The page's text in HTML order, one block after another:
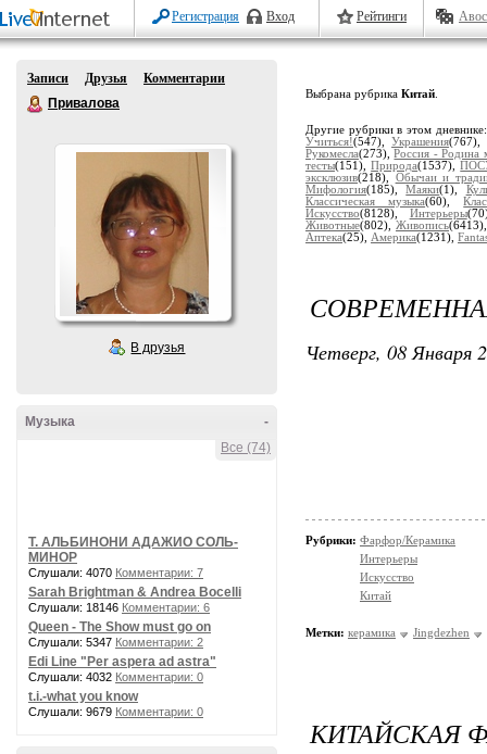
Регистрация Вход Рейтинги
Записи Друзья
Комментарии
Привалова
В друзья
-
Музыка
Все (74)
Т. АЛЬБИНОНИ АДАЖИО СОЛЬ-
МИНОР
Слушали: 4070 Комментарии: 7
Sarah Brightman & Andrea Bocelli
Слушали: 18146 Комментарии: 6
Queen - The Show must go on
Слушали: 5347 Комментарии: 2
Edi Line "Per aspera ad astra"
Слушали: 4032 Комментарии: 0
t.i.-what you know
Слушали: 9679 Комментарии: 0
Выбрана рубрика Китай
Другие рубрики в этом
Учиться!(547),Украшения(767),
Рукомесла(273),Россия - Родина
тесты(151),Природа(1537),
эксклюзив(218), Обычаи и
Мифология(185),Маяки(1),
Классическая музыка(60),
Искусство(8128), Интерьеры
Животные(802), Живопись
Аптека(25), Америка(1231),
Четверг, 08 Января
Рубрики: Фарфор/Керамика
Интерьеры
Искусство
Китай
Метки: керамика Jingdezhen
КИТАЙСКАЯ